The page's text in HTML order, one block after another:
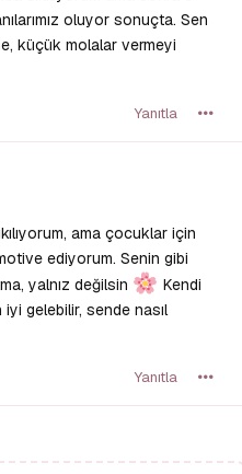
oluyor sonuçta. Sen
küçük molalar vermeyi
Yanıtla
ama çocuklar için
ediyorum. Senin gibi
yalnız değilsin
Kendi
iyi gelebilir, sende nasıl
Yanıtla